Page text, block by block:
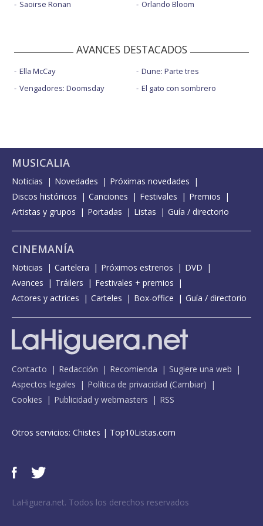
Saoirse Ronan
Orlando Bloom
AVANCES DESTACADOS
Ella McCay
Vengadores: Doomsday
Dune: Parte tres
El gato con sombrero
MUSICALIA
Noticias Novedades
Próximas novedades
Discos históricos
Canciones Festivales
Premios
Artistas y grupos
Portadas Listas Guía / directorio
CINEMANÍA
Noticias Cartelera Próximos estrenos
DVD
Avances
Tráilers
Festivales + premios
Actores y actrices
Carteles Box-office Guía / directorio
Contacto Redacción Recomienda
Sugiere una web
Aspectos legales
Política de privacidad (Cambiar)
Cookies
Publicidad y webmasters RSS
Otros servicios: Chistes | Top10Listas.com
LaHiguera.net. Todos los derechos reservados